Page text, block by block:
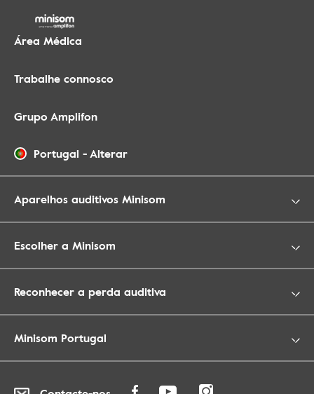
Área Médica
Trabalhe connosco
Grupo Amplifon
Portugal -Alterar
Aparelhos auditivos Minisom
Escolher a Minisom
Reconhecer a perda auditiva
Minisom Portugal